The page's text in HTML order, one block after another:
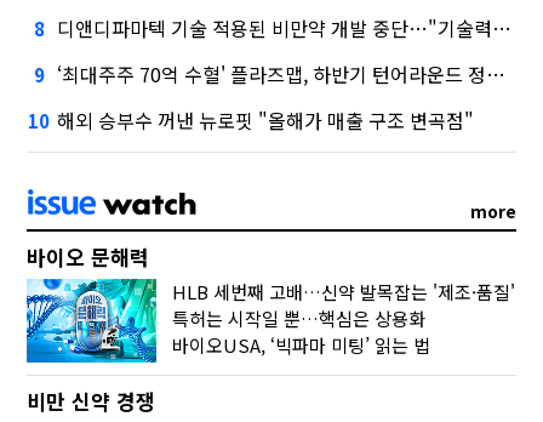
8 디앤디파마텍 기술 적용된 비만약 개발 중단…"기술력 문제 아냐"
9 ‘최대주주 70억 수혈' 플라즈맵, 하반기 턴어라운드 정조준
10 해외 승부수 꺼낸 뉴로핏 "올해가 매출 구조 변곡점"
more
바이오 문해력
HLB 세번째 고배…신약 발목잡는 '제조·품질'
특허는 시작일 뿐…핵심은 상용화
바이오USA, ‘빅파마 미팅’ 읽는 법
비만 신약 경쟁